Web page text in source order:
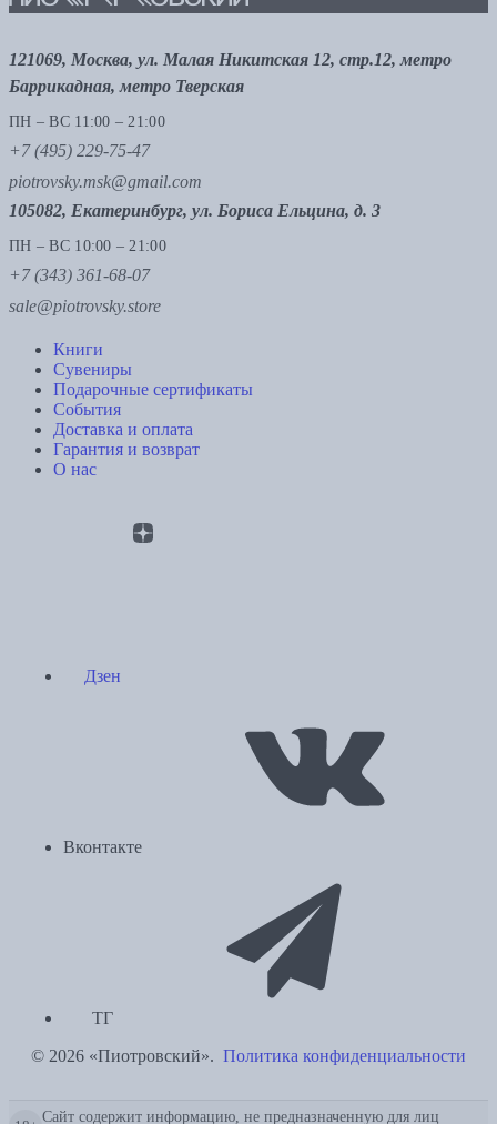
121069, Москва, ул. Малая Никитская 12, стр.12, метро
Баррикадная, метро Тверская
ПН – ВС 11:00 – 21:00
+7 (495) 229-75-47
piotrovsky.msk@gmail.com
105082, Екатеринбург, ул. Бориса Ельцина, д. 3
ПН – ВС 10:00 – 21:00
+7 (343) 361-68-07
sale@piotrovsky.store
Книги
Сувениры
Подарочные сертификаты
События
Доставка и оплата
Гарантия и возврат
О нас
Дзен
Вконтакте
ТГ
© 2026 «Пиотровский». Политика конфиденциальности
Сайт содержит информацию, не предназначенную для лиц